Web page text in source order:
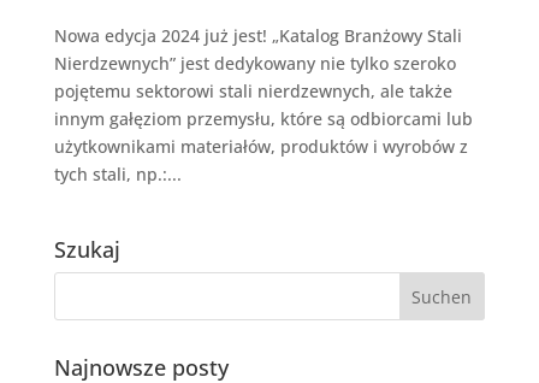
Nowa edycja 2024 już jest! „Katalog Branżowy Stali
Nierdzewnych” jest dedykowany nie tylko szeroko
pojętemu sektorowi stali nierdzewnych, ale także
innym gałęziom przemysłu, które są odbiorcami lub
użytkownikami materiałów, produktów i wyrobów z
tych stali, np.:...
Szukaj
Najnowsze posty